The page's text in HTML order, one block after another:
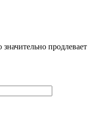
продлевает